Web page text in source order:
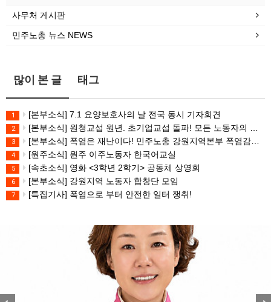
사무처 게시판
민주노총 뉴스 NEWS
많이 본 글 태그
1 [본부소식] 7.1 요양보호사의 날 전국 동시 기자회견
2 [본부소식] 원청교섭 원년. 초기업교섭 돌파! 모든 노동자의 노동기본권 쟁취! 민주노총 7.15 총파업대회
3 [본부소식] 폭염은 재난이다! 민주노총 강원지역본부 폭염감시단 선포 기자회견
4 [원주소식] 원주 이주노동자 한국어교실
5 [속초소식] 영화 <3학년 2학기> 공동체 상영회
6 [본부소식] 강원지역 노동자 합창단 모임
7 [특집기사] 폭염으로 부터 안전한 일터 쟁취!